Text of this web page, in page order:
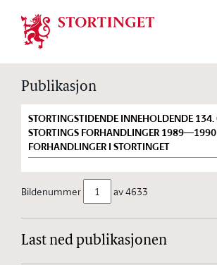
Stortinget.no
Publikasjon
STORTINGSTIDENDE INNEHOLDENDE 134.
STORTINGS FORHANDLINGER 1989—1990
FORHANDLINGER I STORTINGET
Bildenummer av 4633
Last ned publikasjonen